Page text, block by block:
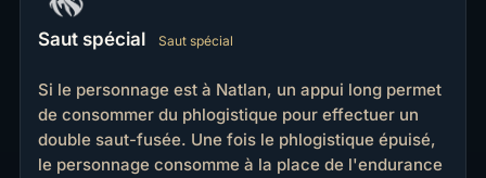
Saut spécial Saut spécial
Si le personnage est à Natlan, un appui long permet
de consommer du phlogistique pour effectuer un
double saut-fusée. Une fois le phlogistique épuisé,
le personnage consomme à la place de l'endurance